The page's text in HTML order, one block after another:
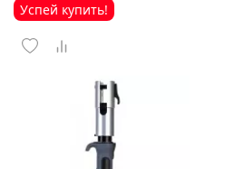
Успей купить!